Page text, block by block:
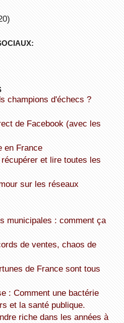
champions d'échecs ?
en France
et la santé publique.